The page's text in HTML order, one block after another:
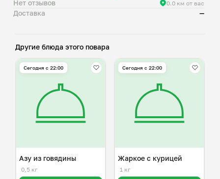
Нет отзывов 0.0 км от вас
Доставка —
Другие блюда этого повара
Сегодня с 22:00
Азу из говядины
0,5 кг
Сегодня с 22:00
Жаркое с курицей
1 кг